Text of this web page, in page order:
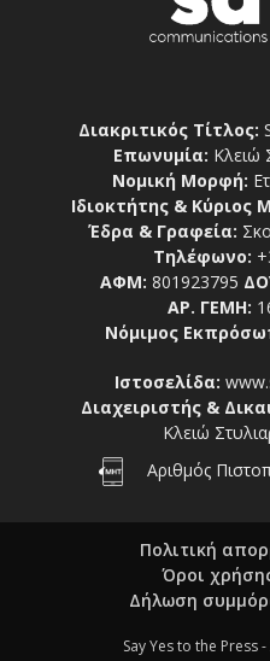
Διακριτικός Τίτλος:
Επωνυμία: Κλειώ
Νομική Μορφή:
Ιδιοκτήτης & Κύριος
Έδρα & Γραφεία:
Τηλέφωνο:
ΑΦΜ: 801923795
ΑΡ. ΓΕΜΗ:
Νόμιμος
Ιστοσελίδα:
Διαχειριστής &
Κλειώ
Αριθμός
Πολιτική
Όροι
Δήλωση
Say Yes to the Press